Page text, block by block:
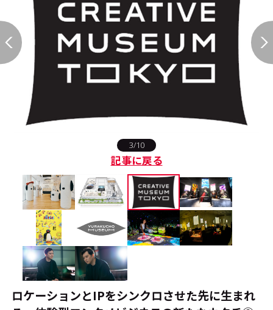
Cocotameとは About
#エンタメ業界のちょっといい話
#リクルート
運営会社 プライバシーポリシー
本サイトご利用にあたって Cookie Settings
3/10
記事に戻る
ロケーションとIPをシンクロさせた先に生まれ